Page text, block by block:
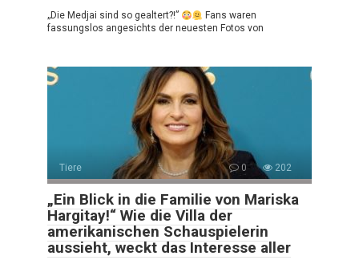
„Die Medjai sind so gealtert?!”
Fans waren
fassungslos angesichts der neuesten Fotos von
Tiere 0 202
„Ein Blick in die Familie von Mariska
Hargitay!“ Wie die Villa der
amerikanischen Schauspielerin
aussieht, weckt das Interesse aller